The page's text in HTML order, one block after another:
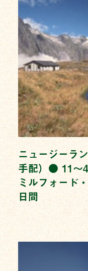
ニュージーラ
手配）● 11〜
ミルフォード
日間